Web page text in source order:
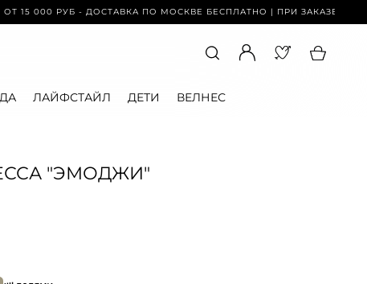
000 РУБ - ДОСТАВКА ПО МОСКВЕ БЕСПЛАТНО | ПРИ ЗАКАЗЕ ОТ 15
ЛАЙФСТАЙЛ ДЕТИ ВЕЛНЕС
"ЭМОДЖИ"